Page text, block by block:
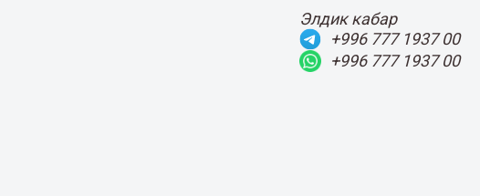
Элдик кабар
+996 777 1937 00
+996 777 1937 00